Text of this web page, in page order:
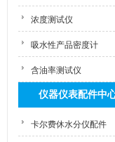
浓度测试仪
吸水性产品密度计
含油率测试仪
仪器仪表配件中
卡尔费休水分仪配件